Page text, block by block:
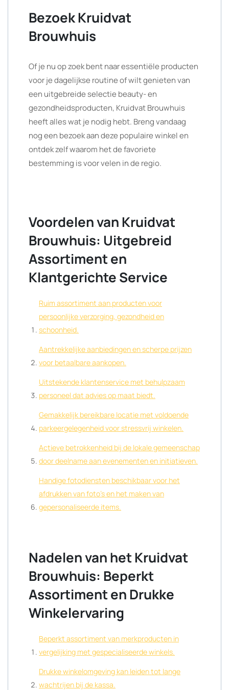
Bezoek Kruidvat
Brouwhuis
Of je nu op zoek bent naar essentiële producten
voor je dagelijkse routine of wilt genieten van
een uitgebreide selectie beauty- en
gezondheidsproducten, Kruidvat Brouwhuis
heeft alles wat je nodig hebt. Breng vandaag
nog een bezoek aan deze populaire winkel en
ontdek zelf waarom het de favoriete
bestemming is voor velen in de regio.
Voordelen van Kruidvat
Brouwhuis: Uitgebreid
Assortiment en
Klantgerichte Service
Ruim assortiment aan producten voor
persoonlijke verzorging, gezondheid en
schoonheid.
Aantrekkelijke aanbiedingen en scherpe prijzen
voor betaalbare aankopen.
Uitstekende klantenservice met behulpzaam
personeel dat advies op maat biedt.
Gemakkelijk bereikbare locatie met voldoende
parkeergelegenheid voor stressvrij winkelen.
Actieve betrokkenheid bij de lokale gemeenschap
door deelname aan evenementen en initiatieven.
Handige fotodiensten beschikbaar voor het
afdrukken van foto’s en het maken van
gepersonaliseerde items.
Nadelen van het Kruidvat
Brouwhuis: Beperkt
Assortiment en Drukke
Winkelervaring
Beperkt assortiment van merkproducten in
vergelijking met gespecialiseerde winkels.
Drukke winkelomgeving kan leiden tot lange
wachtrijen bij de kassa.